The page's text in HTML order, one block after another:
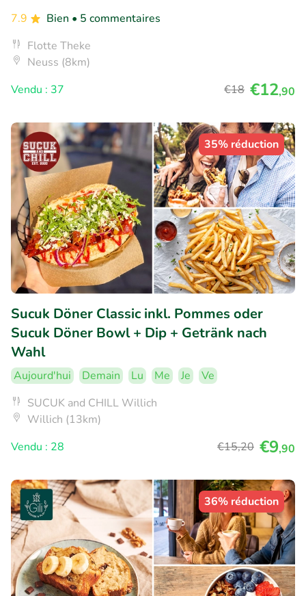
7.9
Bien • 5 commentaires
Flotte Theke
Neuss (8km)
Vendu : 37
€18 €12,90
35% réduction
Sucuk Döner Classic inkl. Pommes oder
Sucuk Döner Bowl + Dip + Getränk nach
Wahl
Aujourd'hui Demain Lu Me Je
Ve
SUCUK and CHILL Willich
Willich (13km)
Vendu : 28
€15,20 €9,90
36% réduction